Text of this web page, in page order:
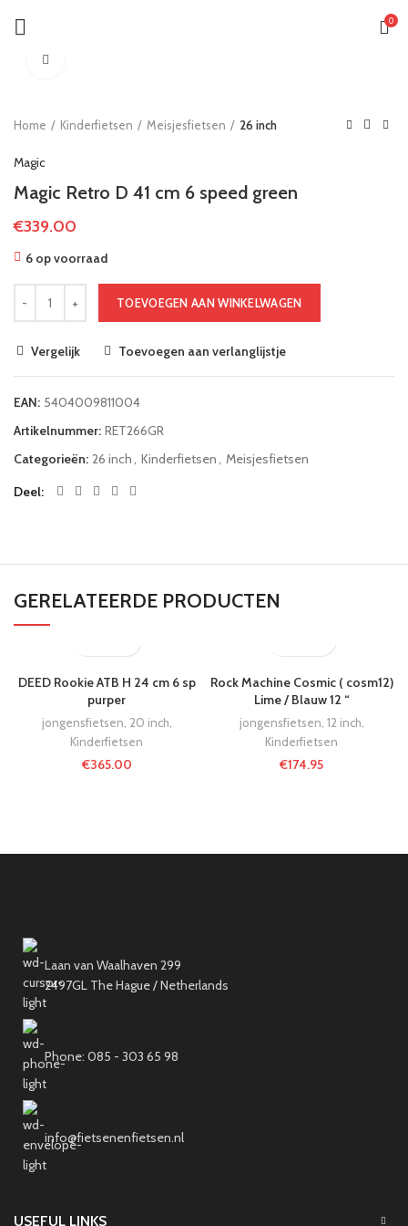
0
Home Kinderfietsen Meisjesfietsen 26 inch
Magic
Magic Retro D 41 cm 6 speed green
€339.00
6 op voorraad
TOEVOEGEN AAN WINKELWAGEN
Vergelijk Toevoegen aan verlanglijstje
EAN: 5404009811004
Artikelnummer: RET266GR
Categorieën: 26 inch, Kinderfietsen, Meisjesfietsen
Deel
GERELATEERDE PRODUCTEN
DEED Rookie ATB H 24 cm 6 sp
purper
jongensfietsen 20 inch
Kinderfietsen
€365.00
Rock Machine Cosmic ( cosm12)
Lime / Blauw 12 “
jongensfietsen 12 inch
Kinderfietsen
€174.95
Laan van Waalhaven 299
2497GL The Hague / Netherlands
Phone: 085 - 303 65 98
info@fietsenenfietsen.nl
USEFUL LINKS